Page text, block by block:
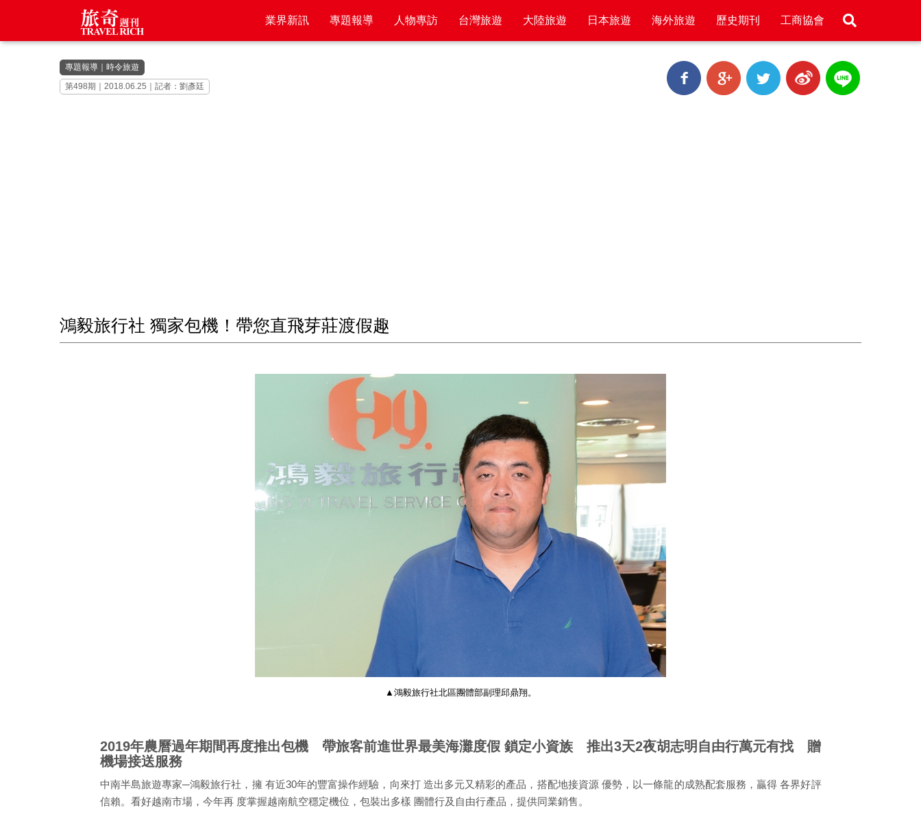
業界新訊 專題報導 人物專訪 台灣旅遊 大陸旅遊 日本旅遊 海外旅遊 歷史期刊 工商協會
專題報導
時令旅遊
第498期｜2018.06.25｜記者：劉彥廷
鴻毅旅行社 獨家包機！帶您直飛芽莊渡假趣
▲鴻毅旅行社北區團體部副理邱鼎翔。
2019年農曆過年期間再度推出包機 帶旅客前進世界最美海灘度假 鎖定小資族 推出3天2夜胡志明自由行萬元有找 贈
機場接送服務
中南半島旅遊專家─鴻毅旅行社，擁 有近30年的豐富操作經驗，向來打 造出多元又精彩的產品，搭配地接資源 優勢，以一條龍的成熟配套服務，贏得 各界好評
信賴。看好越南市場，今年再 度掌握越南航空穩定機位，包裝出多樣 團體行及自由行產品，提供同業銷售。